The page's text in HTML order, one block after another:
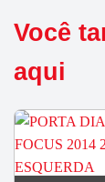
Você
aqui